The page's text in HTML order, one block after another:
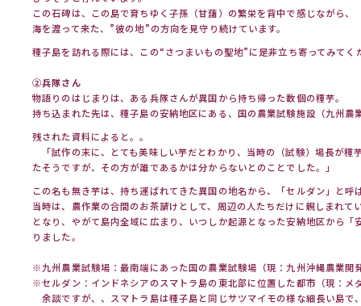
この石碑は、この島で育ちゆく子孫（甘藷）の繁栄を背中で感じながら、
海を渡って来た、”彼の地”の方向を見守り続けています。
種子島を訪れる際には、この“さつまいもの聖地”に是非立ち寄ってみてく
②兵隊さん
物語りのはじまりは、ある兵隊さんが異国から持ち帰った数個の種芋。
持ち込まれた先は、種子島の安納地区にある、国の農業試験施設（九州農
残された資料によると。。
「試作の末に、とても美味しい芋だとわかり、当時の（試験）場長が種
たそうですが、その方が誰であるかは分からないとのことでした。」
この名も無き芋は、持ち運ばれてきた異国の地名から、「セルダン」と呼
当時は、農作業の合間のお茶請けとして、周辺の人たちだけに親しまれて
となり、やがて島内全域に広まり、いつしか起源となった安納地区から「
りました。
※九州農業試験場：最南端にあった国の農業試験場（現：九州沖縄農業開
※セルダン：インドネシアのスマトラ島の東北部に位置した都市（現：メ
余談ですが、、スマトラ島は種子島と同じサツマイモの様な細長い島で